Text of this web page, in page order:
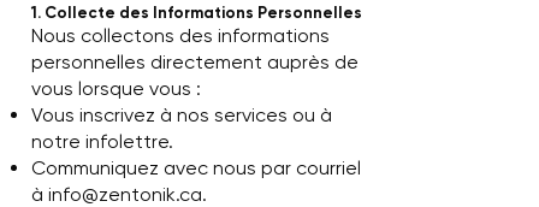
1. Collecte des Informations Personnelles
Nous collectons des informations
personnelles directement auprès de
vous lorsque vous :
Vous inscrivez à nos services ou à
notre infolettre.
Communiquez avec nous par courriel
àinfo@zentonik.ca.